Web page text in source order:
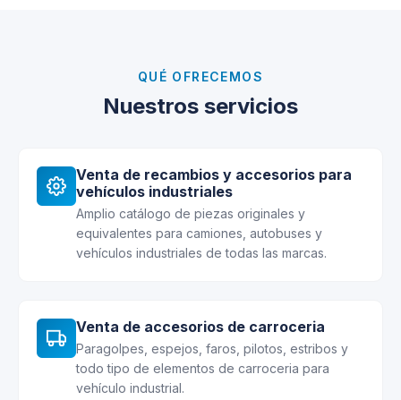
QUÉ OFRECEMOS
Nuestros servicios
Venta de recambios y accesorios para
vehículos industriales
Amplio catálogo de piezas originales y
equivalentes para camiones, autobuses y
vehículos industriales de todas las marcas.
Venta de accesorios de carroceria
Paragolpes, espejos, faros, pilotos, estribos y
todo tipo de elementos de carroceria para
vehículo industrial.